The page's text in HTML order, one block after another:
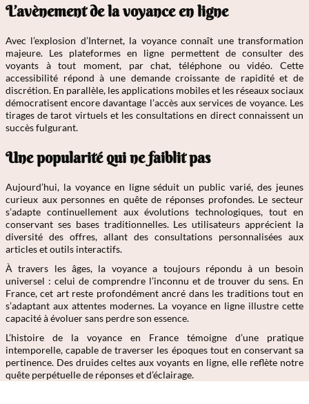
L’avènement de la voyance en ligne
Avec l’explosion d’Internet, la voyance connaît une transformation
majeure. Les plateformes en ligne permettent de consulter des
voyants à tout moment, par chat, téléphone ou vidéo. Cette
accessibilité répond à une demande croissante de rapidité et de
discrétion. En parallèle, les applications mobiles et les réseaux sociaux
démocratisent encore davantage l’accès aux services de voyance. Les
tirages de tarot virtuels et les consultations en direct connaissent un
succès fulgurant.
Une popularité qui ne faiblit pas
Aujourd’hui, la voyance en ligne séduit un public varié, des jeunes
curieux aux personnes en quête de réponses profondes. Le secteur
s’adapte continuellement aux évolutions technologiques, tout en
conservant ses bases traditionnelles. Les utilisateurs apprécient la
diversité des offres, allant des consultations personnalisées aux
articles et outils interactifs.
À travers les âges, la voyance a toujours répondu à un besoin
universel : celui de comprendre l’inconnu et de trouver du sens. En
France, cet art reste profondément ancré dans les traditions tout en
s’adaptant aux attentes modernes. La voyance en ligne illustre cette
capacité à évoluer sans perdre son essence.
L’histoire de la voyance en France témoigne d’une pratique
intemporelle, capable de traverser les époques tout en conservant sa
pertinence. Des druides celtes aux voyants en ligne, elle reflète notre
quête perpétuelle de réponses et d’éclairage.